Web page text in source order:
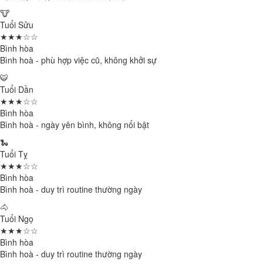
🐮
Tuổi Sửu
★★★☆☆
Bình hòa
Bình hoà - phù hợp việc cũ, không khởi sự
🐯
Tuổi Dần
★★★☆☆
Bình hòa
Bình hoà - ngày yên bình, không nổi bật
🐍
Tuổi Tỵ
★★★☆☆
Bình hòa
Bình hoà - duy trì routine thường ngày
🐴
Tuổi Ngọ
★★★☆☆
Bình hòa
Bình hoà - duy trì routine thường ngày